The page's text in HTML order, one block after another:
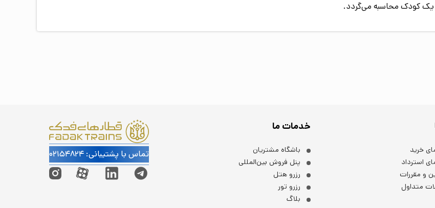
یک کودک محاسبه می‌گردد.
خرید
استرداد
و مقررات
متداول
خدمات ما
باشگاه مشتریان
پنل فروش بین‌المللی
رزرو هتل
رزرو تور
بلاگ
تماس با پشتیبانی: ۰۲۱۵۴۸۲۴